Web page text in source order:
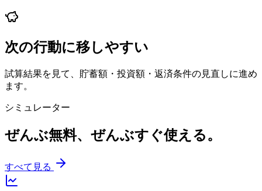
次の行動に移しやすい
試算結果を見て、貯蓄額・投資額・返済条件の見直しに進め
ます。
シミュレーター
ぜんぶ無料、ぜんぶすぐ使える。
すべて見る